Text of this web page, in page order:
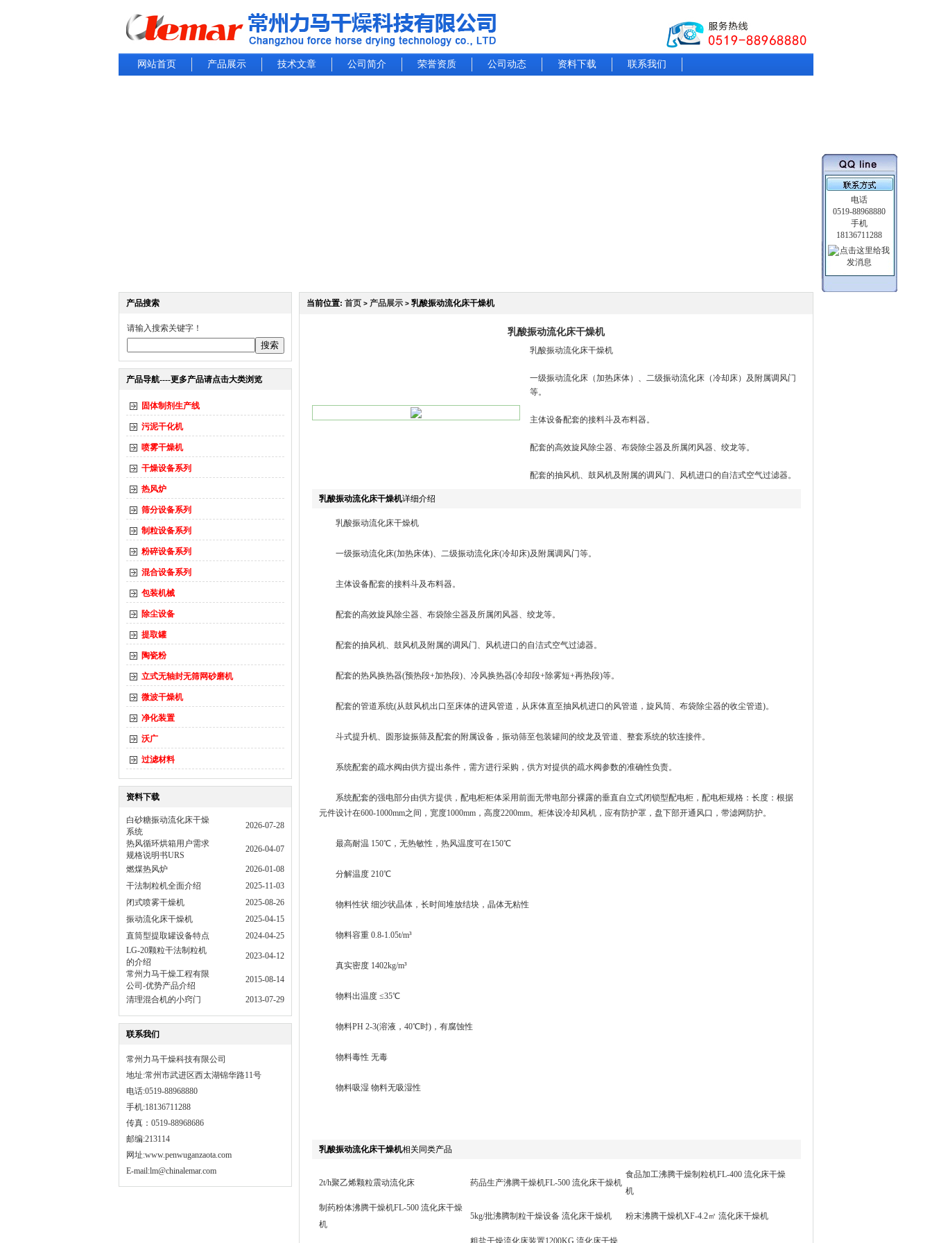
网站首页 产品展示 技术文章 公司简介 荣誉资质 公司动态 资料下载 联系我们
产品搜索
请输入搜索关键字！
产品导航----更多产品请点击大类浏览
固体制剂生产线
污泥干化机
喷雾干燥机
干燥设备系列
热风炉
筛分设备系列
制粒设备系列
粉碎设备系列
混合设备系列
包装机械
除尘设备
提取罐
陶瓷粉
立式无轴封无筛网砂磨机
微波干燥机
净化装置
沃广
过滤材料
资料下载
白砂糖振动流化床干燥
系统
2026-07-28
热风循环烘箱用户需求
规格说明书URS
2026-04-07
燃煤热风炉
2026-01-08
干法制粒机全面介绍
2025-11-03
闭式喷雾干燥机
2025-08-26
振动流化床干燥机
2025-04-15
直筒型提取罐设备特点
2024-04-25
LG-20颗粒干法制粒机
的介绍
2023-04-12
常州力马干燥工程有限
公司-优势产品介绍
2015-08-14
清理混合机的小窍门 2013-07-29
联系我们
常州力马干燥科技有限公司
地址:常州市武进区西太湖锦华路11号
电话:0519-88968880
手机:18136711288
传真：0519-88968686
邮编:213114
网址:www.penwuganzaota.com
E-mail:lm@chinalemar.com
当前位置: 首页 > 产品展示 > 乳酸振动流化床干燥机
乳酸振动流化床干燥机
乳酸振动流化床干燥机
一级振动流化床（加热床体）、二级振动流化床（冷却床）及附属调风门
等。
主体设备配套的接料斗及布料器。
配套的高效旋风除尘器、布袋除尘器及所属闭风器、绞龙等。
配套的抽风机、鼓风机及附属的调风门、风机进口的自洁式空气过滤器。
乳酸振动流化床干燥机详细介绍
乳酸振动流化床干燥机
一级振动流化床(加热床体)、二级振动流化床(冷却床)及附属调风门等。
主体设备配套的接料斗及布料器。
配套的高效旋风除尘器、布袋除尘器及所属闭风器、绞龙等。
配套的抽风机、鼓风机及附属的调风门、风机进口的自洁式空气过滤器。
配套的热风换热器(预热段+加热段)、冷风换热器(冷却段+除雾短+再热段)等。
配套的管道系统(从鼓风机出口至床体的进风管道，从床体直至抽风机进口的风管道，旋风筒、布袋除尘器的收尘管道)。
斗式提升机、圆形旋振筛及配套的附属设备，振动筛至包装罐间的绞龙及管道、整套系统的软连接件。
系统配套的疏水阀由供方提出条件，需方进行采购，供方对提供的疏水阀参数的准确性负责。
系统配套的强电部分由供方提供，配电柜柜体采用前面无带电部分裸露的垂直自立式闭锁型配电柜，配电柜规格：长度：根据
元件设计在600-1000mm之间，宽度1000mm，高度2200mm。柜体设冷却风机，应有防护罩，盘下部开通风口，带滤网防护。
最高耐温 150℃，无热敏性，热风温度可在150℃
分解温度 210℃
物料性状 细沙状晶体，长时间堆放结块，晶体无粘性
物料容重 0.8-1.05t/m³
真实密度 1402kg/m³
物料出温度 ≤35℃
物料PH 2-3(溶液，40℃时)，有腐蚀性
物料毒性 无毒
物料吸湿 物料无吸湿性
乳酸振动流化床干燥机相关同类产品
2t/h聚乙烯颗粒震动流化床 药品生产沸腾干燥机FL-500 流化床干燥机
食品加工沸腾干燥制粒机FL-400 流化床干燥
机
制药粉体沸腾干燥机FL-500 流化床干燥
机
5kg/批沸腾制粒干燥设备 流化床干燥机 粉末沸腾干燥机XF-4.2㎡ 流化床干燥机
粗盐干燥流化床装置1200KG 流化床干燥
电话
0519-88968880
手机
18136711288